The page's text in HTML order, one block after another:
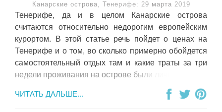
Канарские острова, Тенерифе: 29 марта 2019
Тенерифе, да и в целом Канарские острова
считаются относительно недорогим европейским
курортом. В этой статье речь пойдет о ценах на
Тенерифе и о том, во сколько примерно обойдется
самостоятельный отдых там и какие траты за три
недели проживания на острове были лично у нас.
ЧИТАТЬ ДАЛЬШЕ...